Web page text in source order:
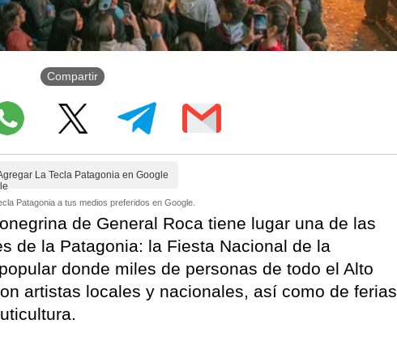
Compartir
La Tecla Patagonia en Google
Patagonia a tus medios preferidos en Google.
de General Roca tiene lugar una de las
de la Patagonia: la Fiesta Nacional de la
donde miles de personas de todo el Alto
artistas locales y nacionales, así como de ferias